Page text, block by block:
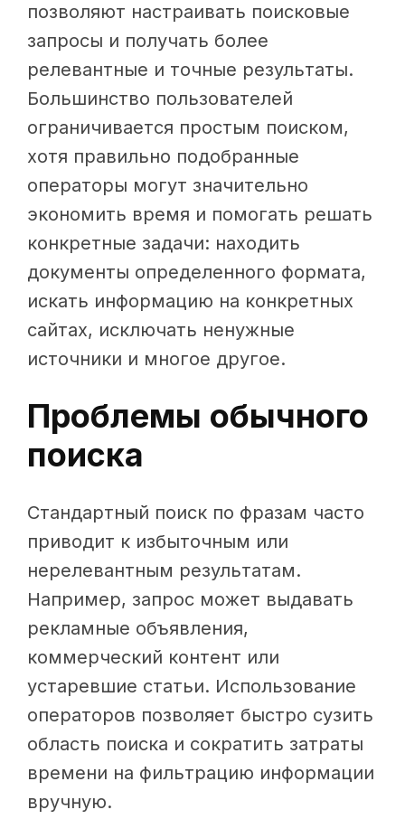
позволяют настраивать поисковые
запросы и получать более
релевантные и точные результаты.
Большинство пользователей
ограничивается простым поиском,
хотя правильно подобранные
операторы могут значительно
экономить время и помогать решать
конкретные задачи: находить
документы определенного формата,
искать информацию на конкретных
сайтах, исключать ненужные
источники и многое другое.
Проблемы обычного
поиска
Стандартный поиск по фразам часто
приводит к избыточным или
нерелевантным результатам.
Например, запрос может выдавать
рекламные объявления,
коммерческий контент или
устаревшие статьи. Использование
операторов позволяет быстро сузить
область поиска и сократить затраты
времени на фильтрацию информации
вручную.